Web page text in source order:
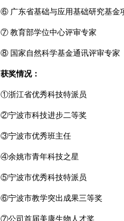
⑥ 广东省基础与应用基础研究基金
⑦ 教育部学位中心评审专家
⑧ 国家自然科学基金通讯评审专家
获奖情况：
①浙江省优秀科技特派员
②宁波市科技进步二等奖
③宁波市优秀班主任
④余姚市青年科技之星
⑤宁波市优秀科技特派员
⑥宁波市教学突出成果三等奖
⑦公司首届美康生物人才奖